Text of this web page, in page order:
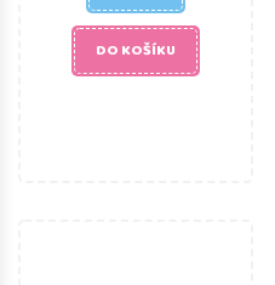
DO KOŠÍKU